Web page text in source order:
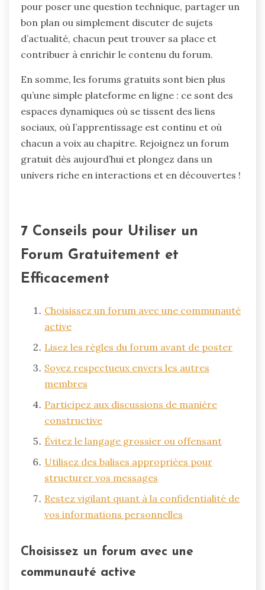
pour poser une question technique, partager un
bon plan ou simplement discuter de sujets
d’actualité, chacun peut trouver sa place et
contribuer à enrichir le contenu du forum.
En somme, les forums gratuits sont bien plus
qu’une simple plateforme en ligne : ce sont des
espaces dynamiques où se tissent des liens
sociaux, où l’apprentissage est continu et où
chacun a voix au chapitre. Rejoignez un forum
gratuit dès aujourd’hui et plongez dans un
univers riche en interactions et en découvertes !
7 Conseils pour Utiliser un
Forum Gratuitement et
Efficacement
Choisissez un forum avec une communauté
active
Lisez les règles du forum avant de poster
Soyez respectueux envers les autres
membres
Participez aux discussions de manière
constructive
Évitez le langage grossier ou offensant
Utilisez des balises appropriées pour
structurer vos messages
Restez vigilant quant à la confidentialité de
vos informations personnelles
Choisissez un forum avec une
communauté active